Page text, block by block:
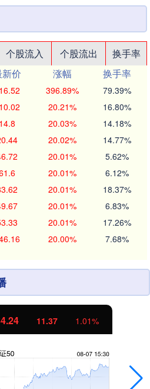
个股流入 个股流出
换手率
价 涨幅
换手率
396.89% 79.39%
20.21% 16.80%
14.8 20.03% 14.18%
20.02% 14.77%
20.01% 5.62%
20.01% 6.12%
20.01% 18.37%
20.01% 6.83%
20.01% 17.26%
20.00% 7.68%
11.37 1.01%